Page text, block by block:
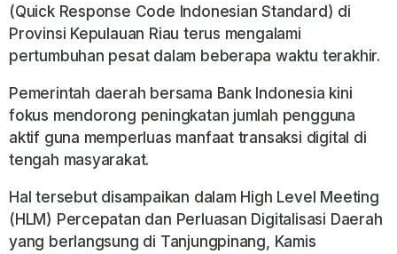
(Quick Response Code Indonesian Standard) di
Provinsi Kepulauan Riau terus mengalami
pertumbuhan pesat dalam beberapa waktu terakhir.
Pemerintah daerah bersama Bank Indonesia kini
fokus mendorong peningkatan jumlah pengguna
aktif guna memperluas manfaat transaksi digital di
tengah masyarakat.
Hal tersebut disampaikan dalam High Level Meeting
(HLM) Percepatan dan Perluasan Digitalisasi Daerah
yang berlangsung di Tanjungpinang, Kamis